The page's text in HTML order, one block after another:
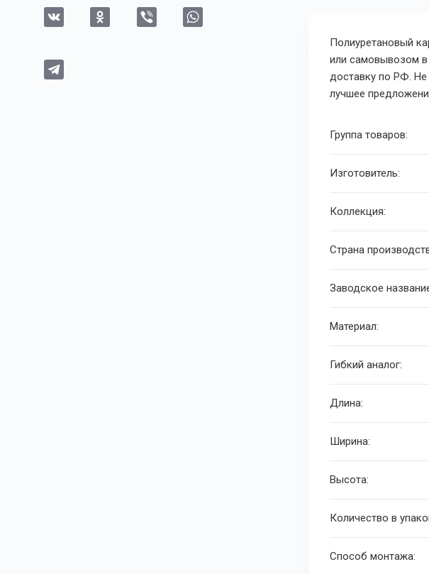
Полиуретановый
или самовывозом
доставку по РФ. Не
лучшее
Группа товаров:
Изготовитель:
Коллекция:
Страна
Заводское
Материал:
Гибкий аналог:
Длина:
Ширина:
Высота:
Количество в
Способ монтажа: